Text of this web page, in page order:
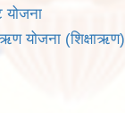
योजना
योजना (शिक्षाऋण)